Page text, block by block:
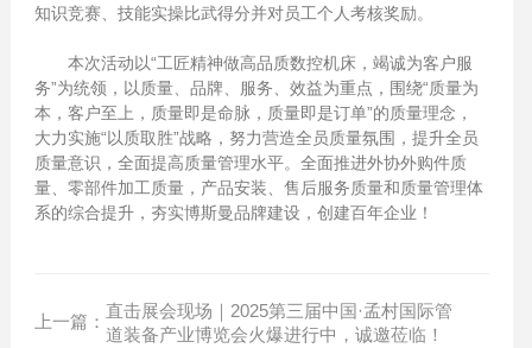
知识竞赛、技能实操比武得分并对员工个人考核奖励。
本次活动以“工匠精神做高品质数控机床，竭诚为客户服
务”为统领，以质量、品牌、服务、效益为重点，围绕“质量为
本，客户至上，质量即是命脉，质量即是订单”的质量理念，
大力实施“以质取胜”战略，努力营造全员质量氛围，提升全员
质量意识，全面提高质量管理水平。全面推进外协外购件质
量、零部件加工质量，产品安装、售后服务质量和质量管理体
系的综合提升，夯实博斯曼品牌建设，创建百年企业！
上一篇：
直击展会现场｜2025第三届中国·孟村国际管
道装备产业博览会火爆进行中，诚邀莅临！